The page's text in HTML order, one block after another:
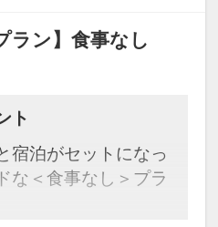
ラン】食事なし
ト
宿泊がセットになっ
な＜食事なし＞プラ